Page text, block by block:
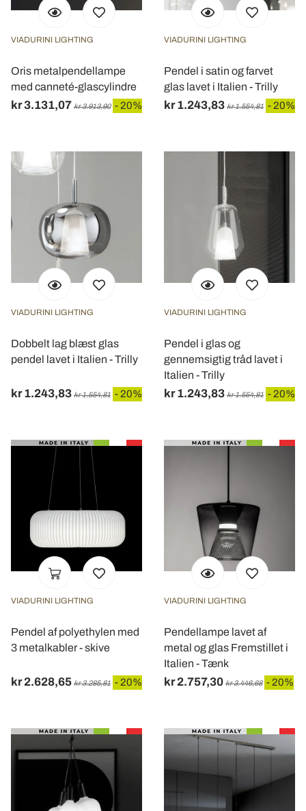
nostri partner che si occupano di analisi dei dati web,
con altre informazioni che ha fornito loro o che hanno
VIADURINI LIGHTING
Oris metalpendellampe
med canneté-glascylindre
kr 3.131,07 kr 3.913,90 - 20%
VIADURINI LIGHTING
Pendel i satin og farvet
glas lavet i Italien - Trilly
kr 1.243,83 kr 1.554,81 - 20%
VIADURINI LIGHTING
Dobbelt lag blæst glas
pendel lavet i Italien - Trilly
kr 1.243,83 kr 1.554,81 - 20%
VIADURINI LIGHTING
Pendel i glas og
gennemsigtig tråd lavet i
Italien - Trilly
kr 1.243,83 kr 1.554,81 - 20%
VIADURINI LIGHTING
Pendel af polyethylen med
3 metalkabler - skive
kr 2.628,65 kr 3.285,81 - 20%
VIADURINI LIGHTING
Pendellampe lavet af
metal og glas Fremstillet i
Italien - Tænk
kr 2.757,30 kr 3.446,68 - 20%